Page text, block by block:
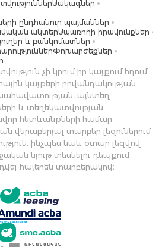
Սակագներ
ընդհանուր պայմաններ
ակտերՍպառողի իրավունքներ
և բանկոմատներ
Փոխարժեքներ
չի կրում իր կայքում հղում
կայքերի բովանդակության
այնտեղ
և տեղեկատվության
հետևանքների համար:
վերաբերյալ տարբեր լեզուներում
ինչպես նաև օտար լեզվով
նյութ տեսնելու դեպքում
հայերեն տարբերակով։